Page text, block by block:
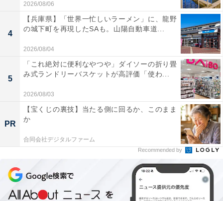
「液晶の美しさと軽さに感動」。「13インチiPad
Pro（M5）」に届いた口コミは？
実際に「13インチiPad Pro（M5）」を使用するユーザー
からは、どのような声が届いているのでしょうか。イン
ターネット上で目立った声を抜粋して紹介します。
M5チップの処理速度がすさまじく、重い動画書き出
2026/08/06
4
【兵庫県】「世界一忙しいラーメン」に、龍野
の城下町を再現したSAも。山陽自動車道...
2026/08/04
5
「これ絶対に便利なやつや」ダイソーの折り畳
み式ランドリーバスケットが高評価「使わ...
2026/08/03
PR
【宝くじの裏技】当たる側に回るか、このまま
か
合同会社デジタルファーム
Recommended by